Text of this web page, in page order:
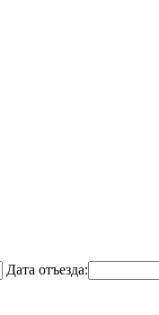
Дата отъезда: